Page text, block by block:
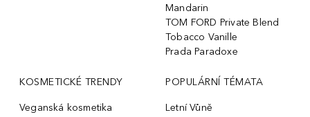
Mandarin
TOM FORD Private Blend
Tobacco Vanille
Prada Paradoxe
KOSMETICKÉ TRENDY
Veganská kosmetika
POPULÁRNÍ TÉMATA
Letní Vůně